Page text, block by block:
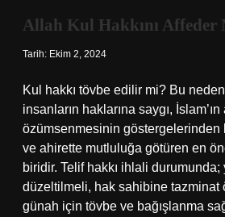
Allah Kul Hakkını Affeder
Tarih: Ekim 2, 2024
Kul hakkı tövbe edilir mi? Bu
insanların haklarına saygı, İslam’ın
özümsenmesinin göstergelerinden
ve ahirette mutluluğa götüren en
biridir. Telif hakkı ihlali durumunda;
düzeltilmeli, hak sahibine tazminat
günah için tövbe ve bağışlanma